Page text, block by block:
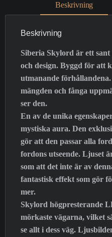
Beskrivning
Beskrivning
Siberia Skylord är ett
och design. Byggd för att
utmanande
mängden och fånga
ser den.
En av de unika
mystiska aura. Den
gör att den passar alla
fordons utseende. Ljuset
som att det inte är av
fantastisk effekt som gör
mer.
Skylord högpresterande
mörkaste vägarna, vilket
se allt i dess väg.